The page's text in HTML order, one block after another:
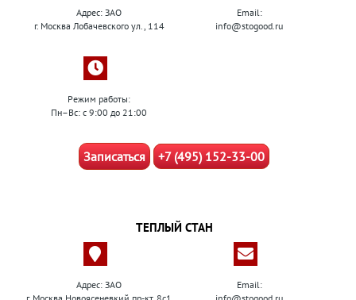
Адрес: ЗАО
г. Москва Лобачевского ул., 114
Email:
info@stogood.ru
Режим работы:
Пн–Вс: с 9:00 до 21:00
Записаться +7 (495) 152-33-00
ТЕПЛЫЙ СТАН
Адрес: ЗАО
Email: